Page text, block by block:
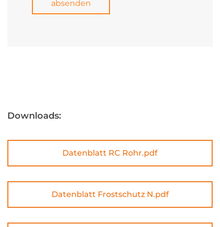
Downloads:
Datenblatt RC Rohr.pdf
Datenblatt Frostschutz N.pdf